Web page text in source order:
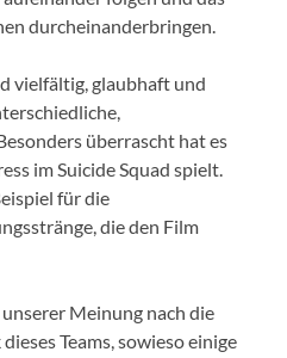
durcheinanderbringen.
vielfältig, glaubhaft und
überrascht hat es
im Suicide Squad spielt.
für die
die den Film
Meinung nach die
Teams, sowieso einige